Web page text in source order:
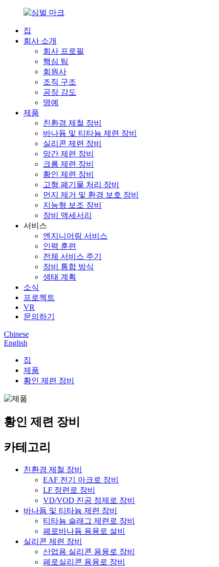
집
회사 소개
회사 프로필
핵심 팀
회원사
조직 구조
공장 강도
명예
제품
친환경 제철 장비
바나듐 및 티타늄 제련 장비
실리콘 제련 장비
망간 제련 장비
크롬 제련 장비
황인 제련 장비
고형 폐기물 처리 장비
먼지 제거 및 환경 보호 장비
지능형 보조 장비
장비 액세서리
서비스
엔지니어링 서비스
인력 훈련
전체 서비스 주기
장비 통합 방식
생태 계획
소식
프로젝트
VR
문의하기
Chinese
English
집
제품
황인 제련 장비
황인 제련 장비
카테고리
친환경 제철 장비
EAF 전기 아크로 장비
LF 정련로 장비
VD/VOD 진공 정제로 장비
바나듐 및 티타늄 제련 장비
티타늄 슬래그 제련로 장비
페로바나듐 용융로 설비
실리콘 제련 장비
산업용 실리콘 용융로 장비
페로실리콘 용융로 장비